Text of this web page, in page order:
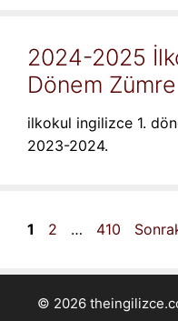
2024-2025
Dönem
ilkokul ingilizce 1.
2023-2024.
Sayfa
1 Sayfa
2 … Sayfa
410
© 2026